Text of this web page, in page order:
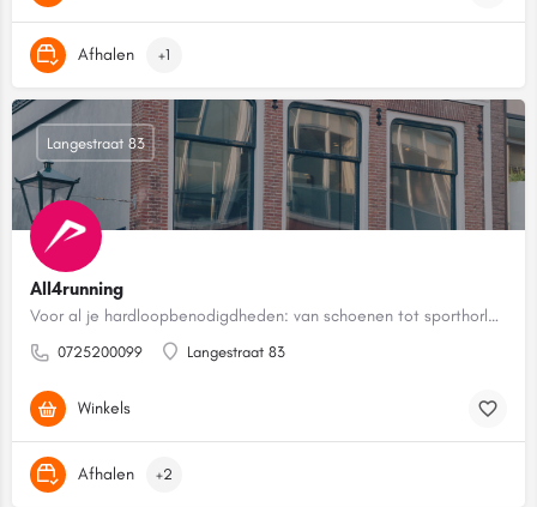
Afhalen +1
All4running
Voor al je hardloopbenodigdheden: van schoenen tot sporthorloges.
0725200099 Langestraat 83
Langestraat 83
Winkels
Afhalen +2